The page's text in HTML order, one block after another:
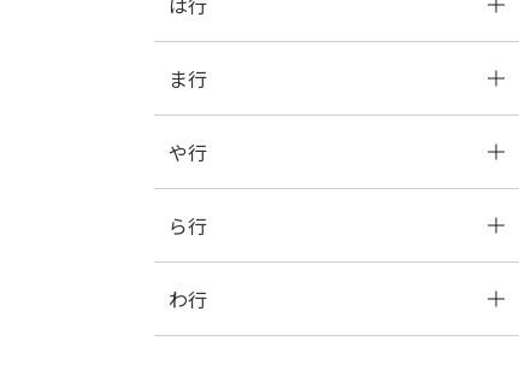
は
ま行
ま
や行
や
ら行
ら
わ行